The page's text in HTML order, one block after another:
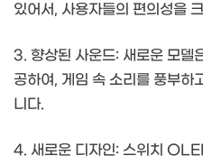
있어서, 사용자들의 편의성을
3. 향상된 사운드: 새로운 모델
공하여, 게임 속 소리를 풍부하
니다.
4. 새로운 디자인: 스위치